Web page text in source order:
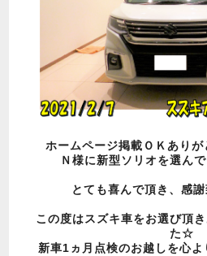
ホームページ掲載ＯＫあり
Ｎ様に新型ソリオを選ん
とても喜んで頂き、感
この度はスズキ車をお選び頂
た☆
新車1ヵ月点検のお越しを心